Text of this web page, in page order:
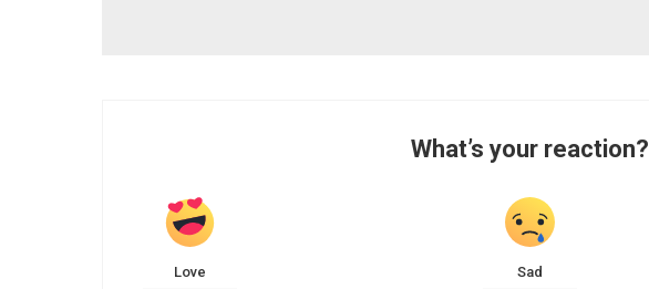
What’s your reaction?
Love Sad